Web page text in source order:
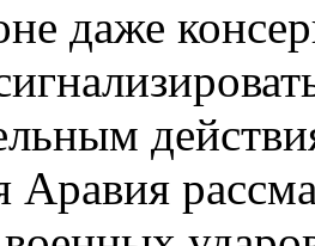
даже
Аравия